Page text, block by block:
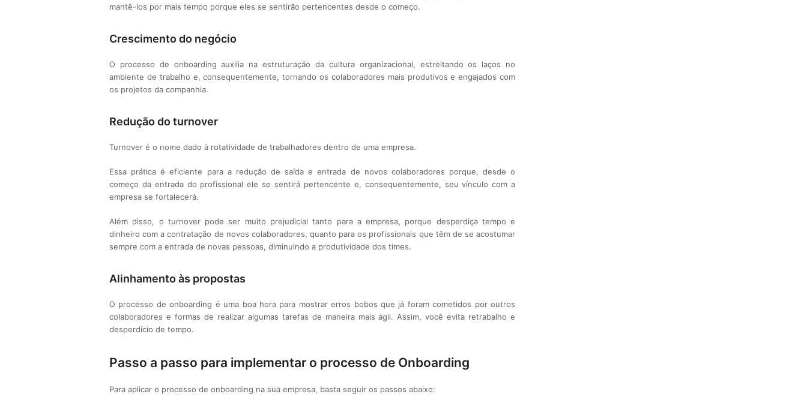
mantê-los por mais tempo porque eles se sentirão pertencentes desde o começo.
Crescimento do negócio
O processo de onboarding auxilia na estruturação da cultura organizacional, estreitando os laços no
ambiente de trabalho e, consequentemente, tornando os colaboradores mais produtivos e engajados com
os projetos da companhia.
Redução do turnover
Turnover é o nome dado à rotatividade de trabalhadores dentro de uma empresa.
Essa prática é eficiente para a redução de saída e entrada de novos colaboradores porque, desde o
começo da entrada do profissional ele se sentirá pertencente e, consequentemente, seu vínculo com a
empresa se fortalecerá.
Além disso, o turnover pode ser muito prejudicial tanto para a empresa, porque desperdiça tempo e
dinheiro com a contratação de novos colaboradores, quanto para os profissionais que têm de se acostumar
sempre com a entrada de novas pessoas, diminuindo a produtividade dos times.
Alinhamento às propostas
O processo de onboarding é uma boa hora para mostrar erros bobos que já foram cometidos por outros
colaboradores e formas de realizar algumas tarefas de maneira mais ágil. Assim, você evita retrabalho e
desperdício de tempo.
Passo a passo para implementar o processo de Onboarding
Para aplicar o processo de onboarding na sua empresa, basta seguir os passos abaixo: